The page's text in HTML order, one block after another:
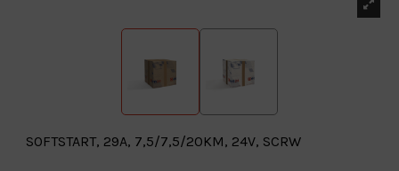
SOFTSTART, 29A, 7,5/7,5/20KM, 24V, SCRW